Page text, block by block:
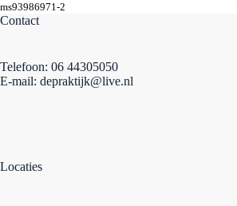
ms93986971-2
Contact
Telefoon: 06 44305050
E-mail: depraktijk@live.nl
Locaties